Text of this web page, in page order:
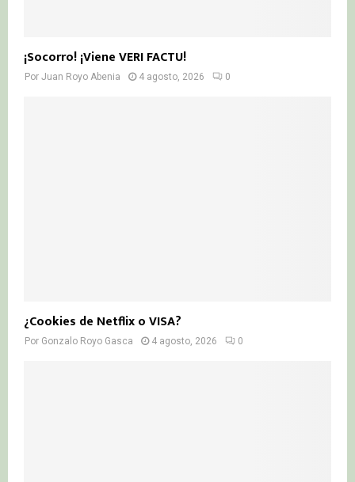
¡Socorro! ¡Viene VERI FACTU!
Por Juan Royo Abenia 4 agosto, 2026 0
¿Cookies de Netflix o VISA?
Por Gonzalo Royo Gasca 4 agosto, 2026 0